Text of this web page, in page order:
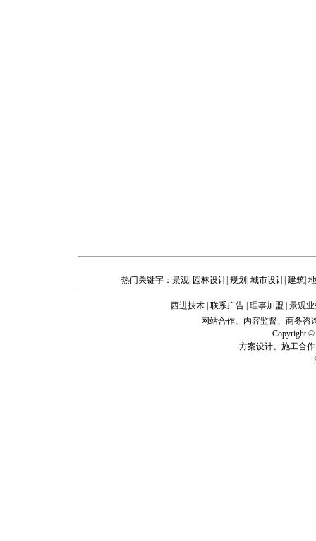
热门关键字： 景观 园林设计 规划 城市设计 建筑
西进技术 联系广告 理事加盟
景观
网站合作、内容监督、商务咨
Copyright
方案设计、施工合